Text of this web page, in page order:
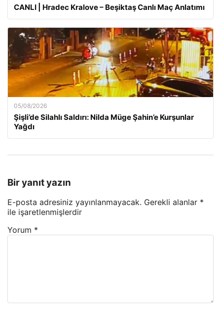
CANLI | Hradec Kralove – Beşiktaş Canlı Maç Anlatımı
05/08/2026
Şişli’de Silahlı Saldırı: Nilda Müge Şahin’e Kurşunlar
Yağdı
Bir yanıt yazın
E-posta adresiniz yayınlanmayacak. Gerekli alanlar *
ile işaretlenmişlerdir
Yorum *